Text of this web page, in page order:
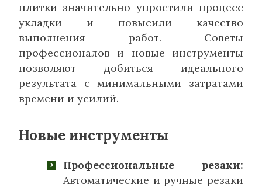
плитки значительно упростили процесс
укладки и повысили качество
выполнения работ. Советы
профессионалов и новые инструменты
позволяют добиться идеального
результата с минимальными затратами
времени и усилий.
Новые инструменты
Профессиональные резаки:
Автоматические и ручные резаки